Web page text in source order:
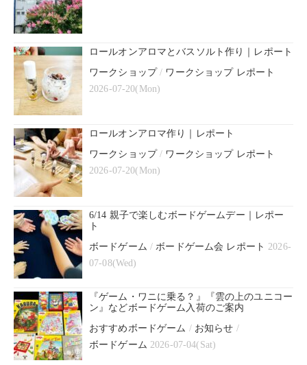
ロールオンアロマとバスソルト作り｜レポート
ワークショップ/ ワークショップ レポート
2026-07-20(Mon)
ロールオンアロマ作り｜レポート
ワークショップ/ ワークショップ レポート
2026-07-20(Mon)
6/14 親子で楽しむボードゲームデー｜レポー
ト
ボードゲーム / ボードゲーム会 レポート 2026-
07-08(Wed)
『ゲーム・ワニに乗る？』『雲の上のユニコー
ン』などボードゲーム入荷のご案内
おすすめボードゲーム / お知らせ /
ボードゲーム 2026-07-04(Sat)